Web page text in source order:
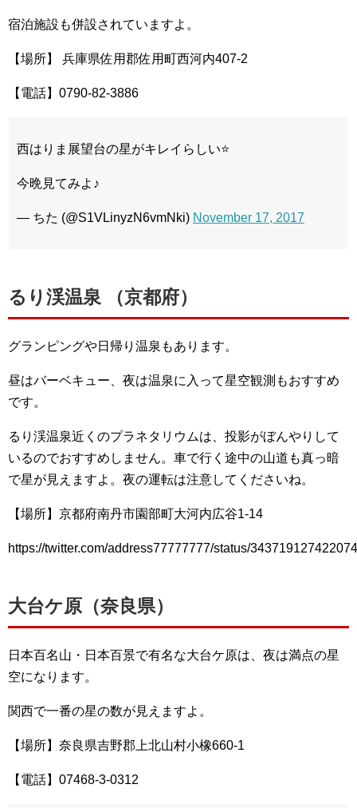
宿泊施設も併設されていますよ。
【場所】 兵庫県佐用郡佐用町西河内407-2
【電話】0790-82-3886
西はりま展望台の星がキレイらしい⭐️
今晩見てみよ♪
— ちた (@S1VLinyzN6vmNki) November 17, 2017
るり渓温泉 （京都府）
グランピングや日帰り温泉もあります。
昼はバーベキュー、夜は温泉に入って星空観測もおすすめ
です。
るり渓温泉近くのプラネタリウムは、投影がぼんやりして
いるのでおすすめしません。車で行く途中の山道も真っ暗
で星が見えますよ。夜の運転は注意してくださいね。
【場所】京都府南丹市園部町大河内広谷1-14
https://twitter.com/address77777777/status/
大台ケ原（奈良県）
日本百名山・日本百景で有名な大台ケ原は、夜は満点の星
空になります。
関西で一番の星の数が見えますよ。
【場所】奈良県吉野郡上北山村小橡660-1
【電話】07468‐3‐0312